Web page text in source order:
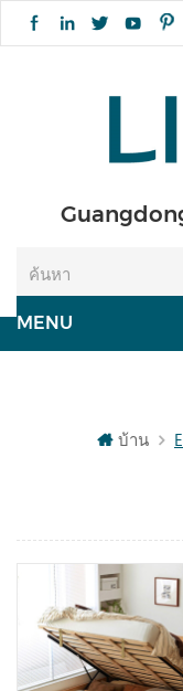
บ้าน